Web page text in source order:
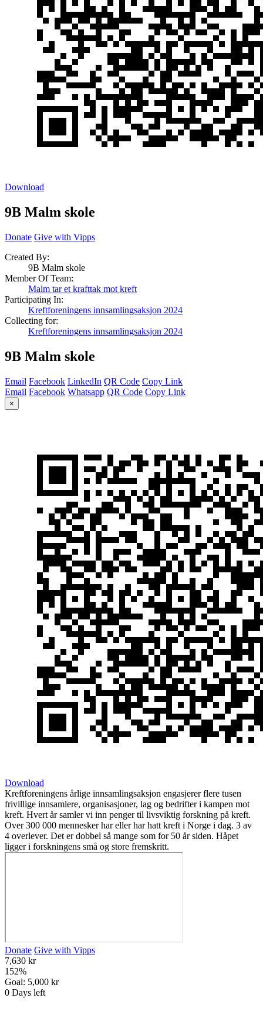
Download
9B Malm skole
Donate Give with Vipps
Created By:
9B Malm skole
Member Of Team:
Malm tar et krafttak mot kreft
Participating In:
Kreftforeningens innsamlingsaksjon 2024
Collecting for:
Kreftforeningens innsamlingsaksjon 2024
9B Malm skole
Email Facebook LinkedIn QR Code Copy Link
Email Facebook Whatsapp QR Code Copy Link
×
Download
Kreftforeningens årlige innsamlingsaksjon engasjerer flere tusen
frivillige innsamlere, organisasjoner, lag og bedrifter i kampen mot
kreft. Hvert år samler vi inn penger til livsviktig forskning på kreft.
Over 300 000 mennesker har eller har hatt kreft i Norge i dag. 3 av
4 overlever. Det er dobbel så mange som for 50 år siden. Håpet
ligger i forskningens små og store fremskritt.
Donate Give with Vipps
7,630 kr
152%
Goal: 5,000 kr
0 Days left